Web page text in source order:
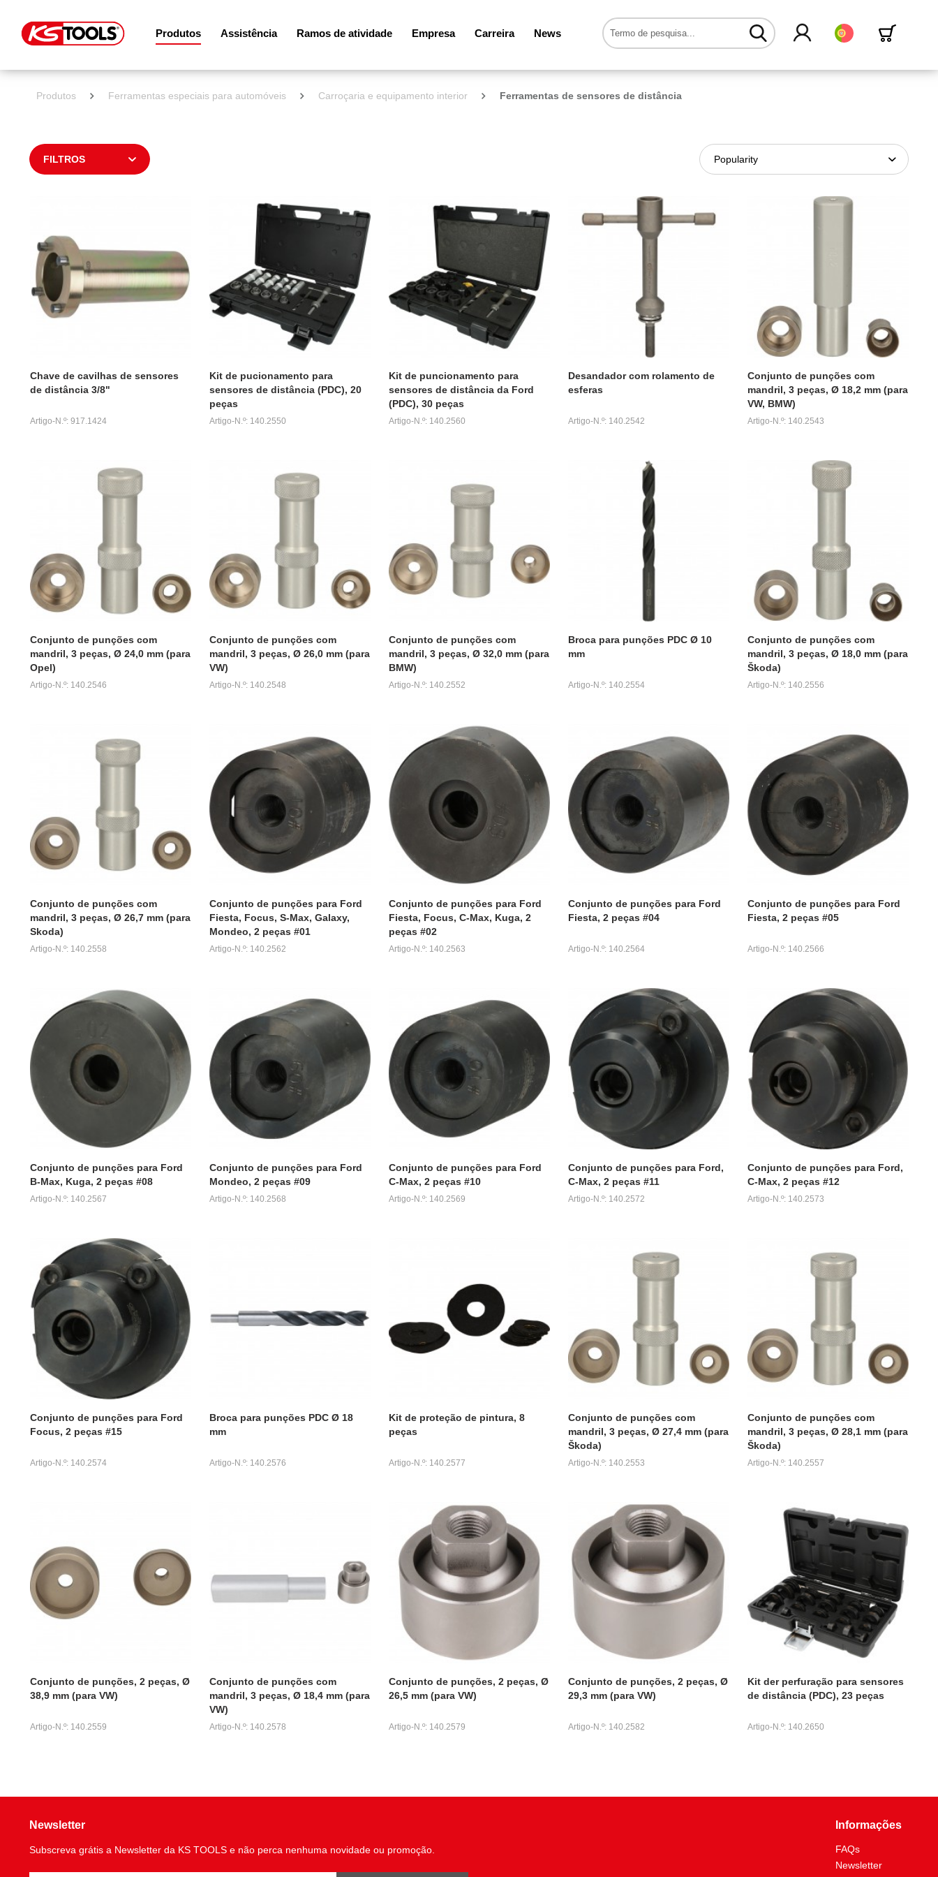
Produtos Assistência Ramos de atividade Empresa Carreira News Português
Produtos Ferramentas especiais para automóveis Carroçaria e equipamento interior Ferramentas de sensores de distância
FILTROS
Chave de cavilhas de sensores
de distância 3/8"
Artigo-N.º: 917.1424
Kit de pucionamento para
sensores de distância (PDC), 20
peças
Artigo-N.º: 140.2550
Kit de puncionamento para
sensores de distância da Ford
(PDC), 30 peças
Artigo-N.º: 140.2560
Desandador com rolamento de
esferas
Artigo-N.º: 140.2542
Conjunto de punções com
mandril, 3 peças, Ø 18,2 mm (para
VW, BMW)
Artigo-N.º: 140.2543
Conjunto de punções com
mandril, 3 peças, Ø 24,0 mm (para
Opel)
Artigo-N.º: 140.2546
Conjunto de punções com
mandril, 3 peças, Ø 26,0 mm (para
VW)
Artigo-N.º: 140.2548
Conjunto de punções com
mandril, 3 peças, Ø 32,0 mm (para
BMW)
Artigo-N.º: 140.2552
Broca para punções PDC Ø 10
mm
Artigo-N.º: 140.2554
Conjunto de punções com
mandril, 3 peças, Ø 18,0 mm (para
Škoda)
Artigo-N.º: 140.2556
Conjunto de punções com
mandril, 3 peças, Ø 26,7 mm (para
Skoda)
Artigo-N.º: 140.2558
Conjunto de punções para Ford
Fiesta, Focus, S-Max, Galaxy,
Mondeo, 2 peças #01
Artigo-N.º: 140.2562
Conjunto de punções para Ford
Fiesta, Focus, C-Max, Kuga, 2
peças #02
Artigo-N.º: 140.2563
Conjunto de punções para Ford
Fiesta, 2 peças #04
Artigo-N.º: 140.2564
Conjunto de punções para Ford
Fiesta, 2 peças #05
Artigo-N.º: 140.2566
Conjunto de punções para Ford
B-Max, Kuga, 2 peças #08
Artigo-N.º: 140.2567
Conjunto de punções para Ford
Mondeo, 2 peças #09
Artigo-N.º: 140.2568
Conjunto de punções para Ford
C-Max, 2 peças #10
Artigo-N.º: 140.2569
Conjunto de punções para Ford,
C-Max, 2 peças #11
Artigo-N.º: 140.2572
Conjunto de punções para Ford,
C-Max, 2 peças #12
Artigo-N.º: 140.2573
Conjunto de punções para Ford
Focus, 2 peças #15
Artigo-N.º: 140.2574
Broca para punções PDC Ø 18
mm
Artigo-N.º: 140.2576
Kit de proteção de pintura, 8
peças
Artigo-N.º: 140.2577
Conjunto de punções com
mandril, 3 peças, Ø 27,4 mm (para
Škoda)
Artigo-N.º: 140.2553
Conjunto de punções com
mandril, 3 peças, Ø 28,1 mm (para
Škoda)
Artigo-N.º: 140.2557
Conjunto de punções, 2 peças, Ø
38,9 mm (para VW)
Artigo-N.º: 140.2559
Conjunto de punções com
mandril, 3 peças, Ø 18,4 mm (para
VW)
Artigo-N.º: 140.2578
Conjunto de punções, 2 peças, Ø
26,5 mm (para VW)
Artigo-N.º: 140.2579
Conjunto de punções, 2 peças, Ø
29,3 mm (para VW)
Artigo-N.º: 140.2582
Kit der perfuração para sensores
de distância (PDC), 23 peças
Artigo-N.º: 140.2650
Newsletter
Subscreva grátis a Newsletter da KS TOOLS e não perca nenhuma novidade ou promoção.
Informações
FAQs
Newsletter